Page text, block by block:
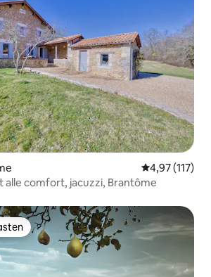
Gemiddelde
4,97 (117)
alle comfort, jacuzzi, Brantôme